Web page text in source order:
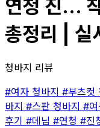
연청 진...
총정리 | 실
청바지 리뷰
#여자 청바지 #부츠컷
바지 #스판 청바지 #여
후기 #데님 #연청 #진